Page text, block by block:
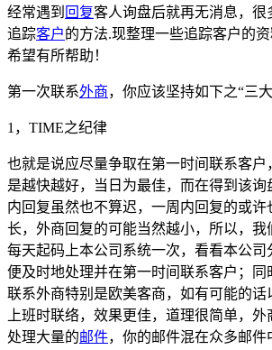
经常遇到 回复客人询盘后就再无消息，很
追踪客户的方法.现整理一些追踪客户的资
希望有所帮助！
第一次联系外商，你应该坚持如下之“三大
1，TIME之纪律
也就是说应尽量争取在第一时间联系客户
是越快越好，当日为最佳，而在得到该询
内回复虽然也不算迟，一周内回复的或
长，外商回复的可能当然越小，所以，我
每天起码上本公司系统一次，看看本公司
便及时地处理并在第一时间联系客户；同
联系外商特别是欧美客商，如有可能的话
上班时联络，效果更佳，道理很简单，
处理大量的邮件，你的邮件混在众多邮